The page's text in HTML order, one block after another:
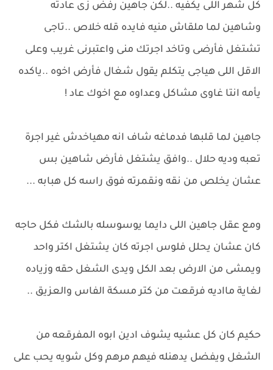
كل شهر اللى يكفيه ..لكن جاهين رفض زى عادته
وشاهين لما ملقاش منيه فايده قله خلاص ..تاجى
تشتغل فأرضى وتاخد اجرتك منى واعتبرنى غريب وعلى
الاقل اللى هياجى يتكلم يقول شغال فأرض اخوه ..ياكده
يأمه انتا غاوى مشاكل وعداوه مع اخوك عاد !
جاهين لما قلبها فدماغه شاف انه مهياخدش غير اجرة
تعبه وديه حلال ..وافق يشتغل فأرض شاهين بس
عشان يخلص من نقه ونقمرته فوق راسه كل هبابه ...
ومع عقل جاهين اللى دايما يوسوسله بالشك فكل حاجه
كان عشان يحلل فلوس اجرته كان يشتغل اكتر واحد
ويمشى من الارض بعد الكل ويدى الشغل حقه وزياده
لغاية مااديه فرقعت من كتر مسكة الفاس والعزيق ..
حكيم كان كل عشيه يشوف ادين ابوه المفرقعه من
الشغل ويفضل يدهنله فيهم مرهم وكل شويه يحب على